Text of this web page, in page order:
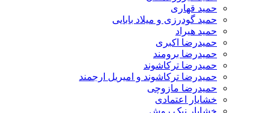
حمید قهاری
حمید گودرزی و میلاد بابایی
حمید هیراد
حمیدرضا اکبری
حمیدرضا برومند
حمیدرضا ترکاشوند
حمیدرضا ترکاشوند و امیریل ارجمند
حمیدرضا مازوچی
خشایار اعتمادی
خشایار نیک روش